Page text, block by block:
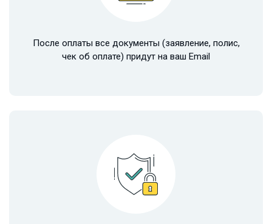
После оплаты все документы (заявление, полис,
чек об оплате) придут на ваш Email